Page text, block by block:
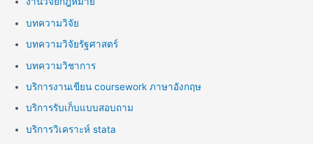
บทความวิจัย
บทความวิจัยรัฐศาสตร์
บทความวิชาการ
บริการงานเขียน coursework ภาษาอังกฤษ
บริการรับเก็บแบบสอบถาม
บริการวิเคราะห์ stata